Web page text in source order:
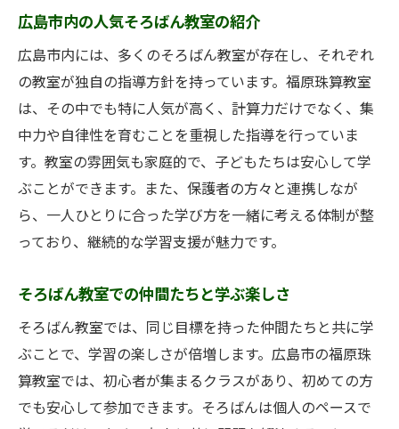
広島市内の人気そろばん教室の紹介
広島市内には、多くのそろばん教室が存在し、それぞれ
の教室が独自の指導方針を持っています。福原珠算教室
は、その中でも特に人気が高く、計算力だけでなく、集
中力や自律性を育むことを重視した指導を行っていま
す。教室の雰囲気も家庭的で、子どもたちは安心して学
ぶことができます。また、保護者の方々と連携しなが
ら、一人ひとりに合った学び方を一緒に考える体制が整
っており、継続的な学習支援が魅力です。
そろばん教室での仲間たちと学ぶ楽しさ
そろばん教室では、同じ目標を持った仲間たちと共に学
ぶことで、学習の楽しさが倍増します。広島市の福原珠
算教室では、初心者が集まるクラスがあり、初めての方
でも安心して参加できます。そろばんは個人のペースで